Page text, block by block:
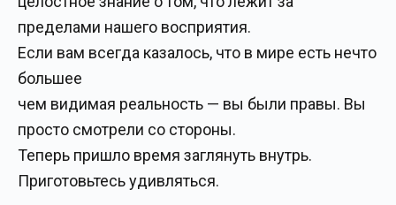
пределами нашего восприятия.
Если вам всегда казалось, что в мире есть нечто
большее
чем видимая реальность — вы были правы. Вы
просто смотрели со стороны.
Теперь пришло время заглянуть внутрь.
Приготовьтесь удивляться.